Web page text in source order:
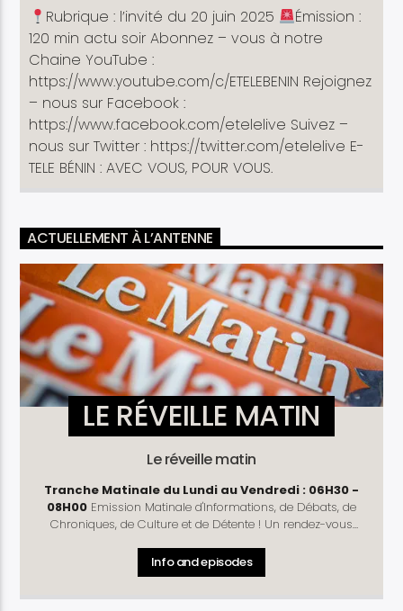
Rubrique : l’invité du 20 juin 2025
Émission :
120 min actu soir Abonnez – vous à notre
Chaine YouTube :
https://www.youtube.com/c/ETELEBENIN Rejoignez
– nous sur Facebook :
https://www.facebook.com/etelelive Suivez –
nous sur Twitter : https://twitter.com/etelelive E-
TELE BÉNIN : AVEC VOUS, POUR VOUS.
ACTUELLEMENT À L’ANTENNE
LE RÉVEILLE MATIN
Le réveille matin
Tranche Matinale du Lundi au Vendredi : 06H30 -
08H00
Chroniques, de Culture et de Détente ! Un rendez-vous
: Télé D'Hier - Météo - Horoscope - Prénom
du Jour - Culture Découverte - Journal - La Une du
Info and episodes